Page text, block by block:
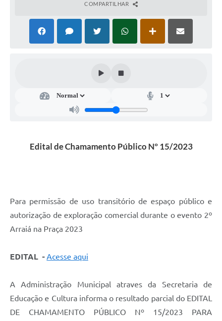
COMPARTILHAR
Edital de Chamamento Público Nº 15/2023
Para permissão de uso transitório de espaço público e
autorização de exploração comercial durante o evento 2º
Arraiá na Praça 2023
EDITAL - Acesse aqui
A Administração Municipal atraves da Secretaria de
Educação e Cultura informa o resultado parcial do EDITAL
DE CHAMAMENTO PÚBLICO Nº 15/2023 PARA